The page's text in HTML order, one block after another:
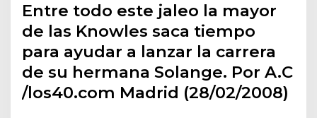
Entre todo este jaleo la mayor
de las Knowles saca tiempo
para ayudar a lanzar la carrera
de su hermana Solange. Por A.C
/los40.com Madrid (28/02/2008)